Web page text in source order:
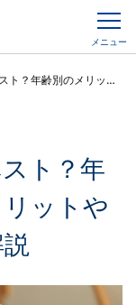
メニュー
・デメリットや最適なタイミングを解説
ト？年
ットや